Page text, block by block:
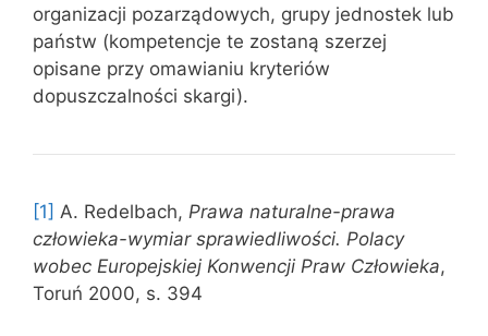
organizacji pozarządowych, grupy jednostek lub
państw (kompetencje te zostaną szerzej
opisane przy omawianiu kryteriów
dopuszczalności skargi).
[1] A. Redelbach, Prawa naturalne-prawa
człowieka-wymiar sprawiedliwości. Polacy
wobec Europejskiej Konwencji Praw Człowieka,
Toruń 2000, s. 394